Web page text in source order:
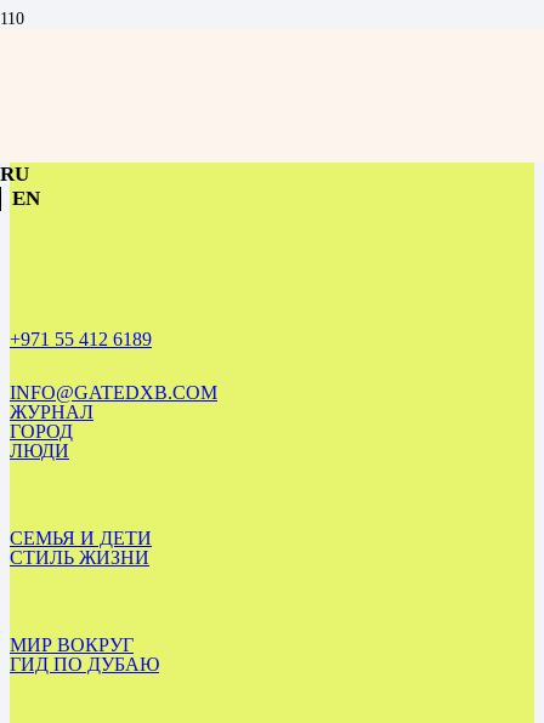
RU
EN
+971 55 412 6189
INFO@GATEDXB.COM
ЖУРНАЛ
ГОРОД
ЛЮДИ
СЕМЬЯ И ДЕТИ
СТИЛЬ ЖИЗНИ
МИР ВОКРУГ
ГИД ПО ДУБАЮ